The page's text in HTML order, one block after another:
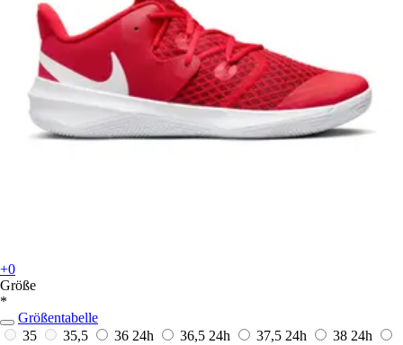
+0
Größe
*
Größentabelle
35
35,5 36 24h 36,5 24h 37,5 24h 38 24h